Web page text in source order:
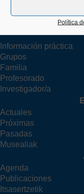
Política
Información práctica
Grupos
Familia
Profesorado
Investigador/a
Actuales
Próximas
Pasadas
Musealiak
Agenda
Publicaciones
Itsasertzetik